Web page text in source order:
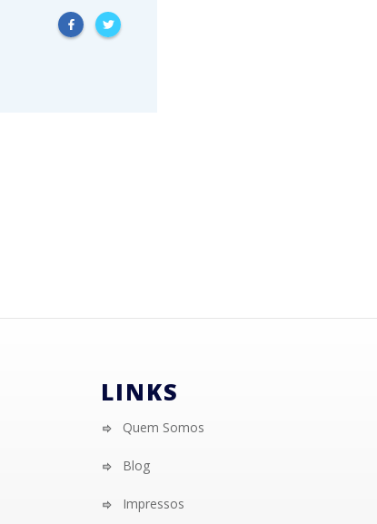
LINKS
Quem Somos
Blog
Impressos